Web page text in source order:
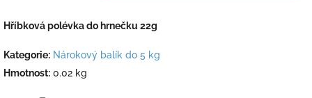
Hříbková polévka do hrnečku 22g
Kategorie: Nárokový balík do 5 kg
Hmotnost: 0.02 kg